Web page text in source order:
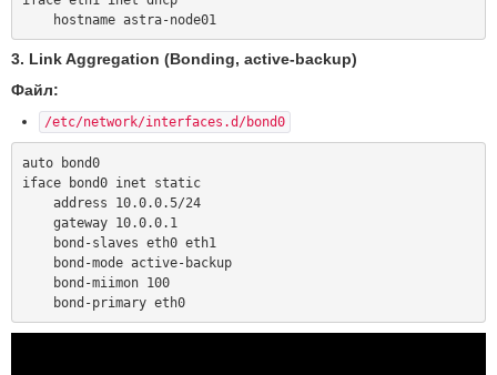
3. Link Aggregation (Bonding, active-backup)
Файл:
/etc/network/interfaces.d/bond0
auto bond0
iface bond0 inet static
    bond-primary eth0